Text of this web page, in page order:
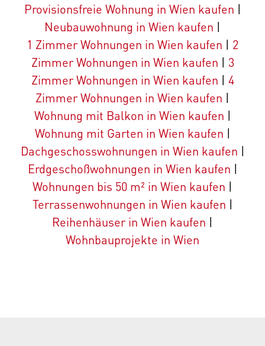
Provisionsfreie Wohnung in Wien kaufen |
Neubauwohnung in Wien kaufen |
1 Zimmer Wohnungen in Wien kaufen | 2
Zimmer Wohnungen in Wien kaufen | 3
Zimmer Wohnungen in Wien kaufen | 4
Zimmer Wohnungen in Wien kaufen |
Wohnung mit Balkon in Wien kaufen |
Wohnung mit Garten in Wien kaufen |
Dachgeschosswohnungen in Wien kaufen |
Erdgeschoßwohnungen in Wien kaufen |
Wohnungen bis 50 m² in Wien kaufen |
Terrassenwohnungen in Wien kaufen |
Reihenhäuser in Wien kaufen |
Wohnbauprojekte in Wien